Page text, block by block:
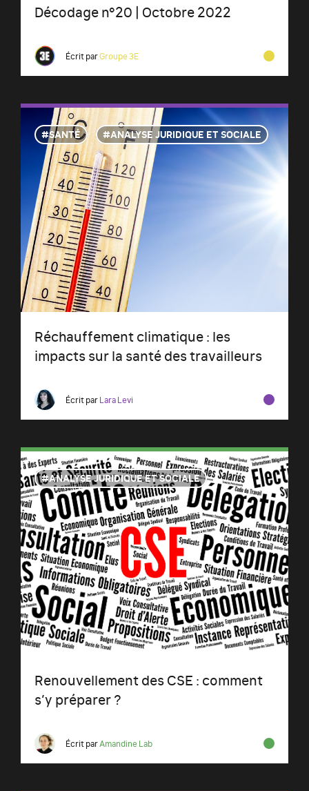
Décodage n°20 | Octobre 2022
Écrit parGroupe 3E
SANTÉ ANALYSE JURIDIQUE ET SOCIALE
Réchauffement climatique : les
impacts sur la santé des travailleurs
Écrit parLara Levi
ANALYSE JURIDIQUE ET SOCIALE
Renouvellement des CSE : comment
s’y préparer ?
Écrit parAmandine Lab